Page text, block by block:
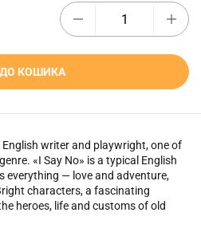
ДО КОШИКА
writer and playwright, one of
«I Say No» is a typical English
everything — love and adventure,
characters, a fascinating
heroes, life and customs of old